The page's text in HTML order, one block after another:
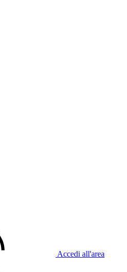
Accedi all'area